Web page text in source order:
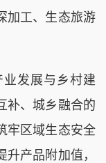
加工、生态旅游
发展与乡村建
补、城乡融合的
牢区域生态安全
产品附加值，